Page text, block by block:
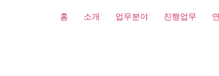
홈 소개 업무분야 진행업무